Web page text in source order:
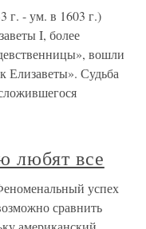
- ум. в 1603 г.)
I, более
вошли
Елизаветы». Судьба
любят все
успех
сравнить